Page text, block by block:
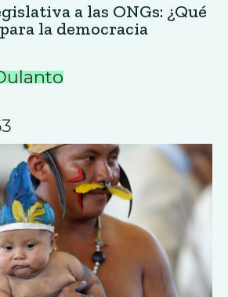
a las ONGs: ¿Qué
la democracia